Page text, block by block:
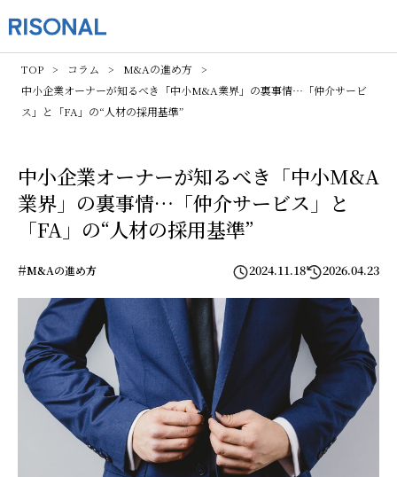
TOP コラム
M&Aの進め方
中小企業オーナーが知るべき「中小M&A業界」の裏事情…「仲介サービ
ス」と「FA」の“人材の採用基準”
中小企業オーナーが知るべき「中小M&A
業界」の裏事情…「仲介サービス」と
「FA」の“人材の採用基準”
#M&Aの進め方 2024.11.18 2026.04.23